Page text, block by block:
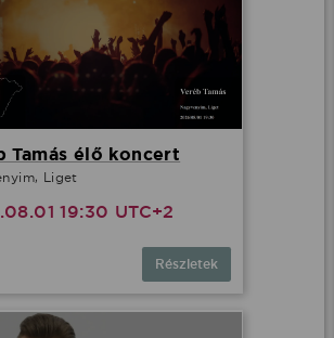
Tamás élő koncert
Liget
19:30 UTC+2
Részletek